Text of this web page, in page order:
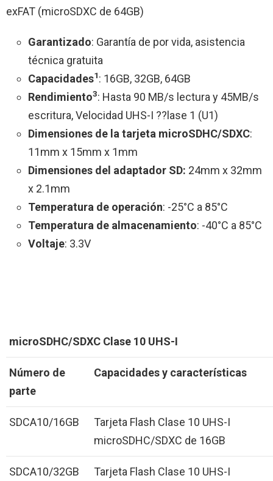
exFAT (microSDXC de 64GB)
Garantizado: Garantía de por vida, asistencia
técnica gratuita
Capacidades1: 16GB, 32GB, 64GB
Rendimiento3: Hasta 90 MB/s lectura y 45MB/s
escritura, Velocidad UHS-I ??lase 1 (U1)
Dimensiones de la tarjeta microSDHC/SDXC:
11mm x 15mm x 1mm
Dimensiones del adaptador SD: 24mm x 32mm
x 2.1mm
Temperatura de operación: -25°C a 85°C
Temperatura de almacenamiento: -40°C a 85°C
Voltaje: 3.3V
microSDHC/SDXC Clase 10 UHS-I
Número de
parte
Capacidades y características
SDCA10/16GB
Tarjeta Flash Clase 10 UHS-I
microSDHC/SDXC de 16GB
SDCA10/32GB
Tarjeta Flash Clase 10 UHS-I